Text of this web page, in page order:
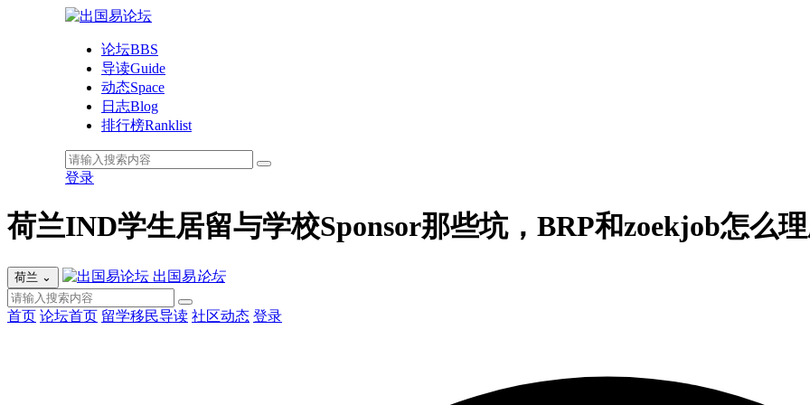
论坛BBS
导读Guide
动态Space
日志Blog
排行榜Ranklist
登录
荷兰IND学生居留与学校Sponsor那些坑，BRP和zoekjob怎么
荷兰 ⌄ 出国易论坛
首页 论坛首页 留学移民导读 社区动态 登录